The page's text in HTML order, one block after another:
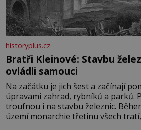
historyplus.cz
Bratři Kleinové: Stavbu
ovládli samouci
Na začátku je jich šest a začínají
úpravami zahrad, rybníků a parků.
troufnou i na stavbu železnic.
území monarchie třetinu všech